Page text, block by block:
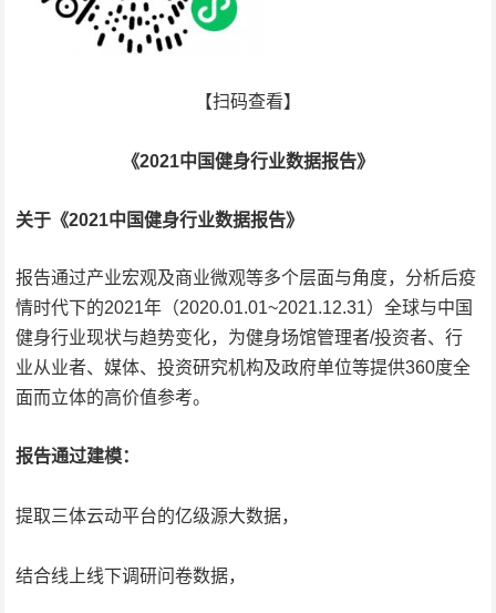
【扫码查看】
《2021中国健身行业数据报告》
关于《2021中国健身行业数据报告》
报告通过产业宏观及商业微观等多个层面与角度，分析后疫
情时代下的2021年（2020.01.01~2021.12.31）全球与中国
健身行业现状与趋势变化，为健身场馆管理者/投资者、行
业从业者、媒体、投资研究机构及政府单位等提供360度全
面而立体的高价值参考。
报告通过建模：
提取三体云动平台的亿级源大数据，
结合线上线下调研问卷数据，